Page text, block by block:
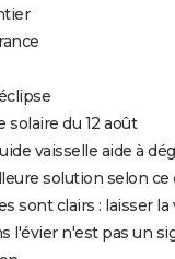
solaire du 12 août
vaisselle aide à
solution selon
sont clairs : laisser la
l'évier n'est pas un